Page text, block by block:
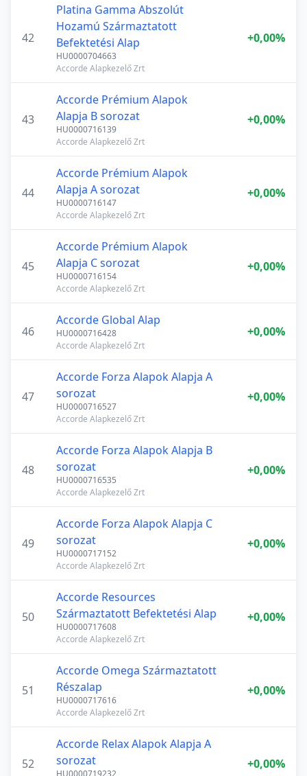
42
Platina Gamma Abszolút
Hozamú Származtatott
Befektetési Alap
HU0000704663
Accorde Alapkezelő Zrt
+0,00%
43
Accorde Prémium Alapok
Alapja B sorozat
HU0000716139
Accorde Alapkezelő Zrt
+0,00%
44
Accorde Prémium Alapok
Alapja A sorozat
HU0000716147
Accorde Alapkezelő Zrt
+0,00%
45
Accorde Prémium Alapok
Alapja C sorozat
HU0000716154
Accorde Alapkezelő Zrt
+0,00%
46
Accorde Global Alap
HU0000716428
Accorde Alapkezelő Zrt
+0,00%
47
Accorde Forza Alapok Alapja A
sorozat
HU0000716527
Accorde Alapkezelő Zrt
+0,00%
48
Accorde Forza Alapok Alapja B
sorozat
HU0000716535
Accorde Alapkezelő Zrt
+0,00%
49
Accorde Forza Alapok Alapja C
sorozat
HU0000717152
Accorde Alapkezelő Zrt
+0,00%
50
Accorde Resources
Származtatott Befektetési Alap
HU0000717608
Accorde Alapkezelő Zrt
+0,00%
51
Accorde Omega Származtatott
Részalap
HU0000717616
Accorde Alapkezelő Zrt
+0,00%
52
Accorde Relax Alapok Alapja A
sorozat
HU0000719232
+0,00%